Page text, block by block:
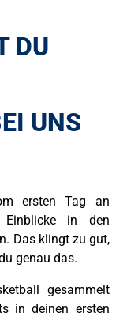
DU
UNS
ersten Tag an
Einblicke in den
Das klingt zu gut,
genau das.
gesammelt
in deinen ersten